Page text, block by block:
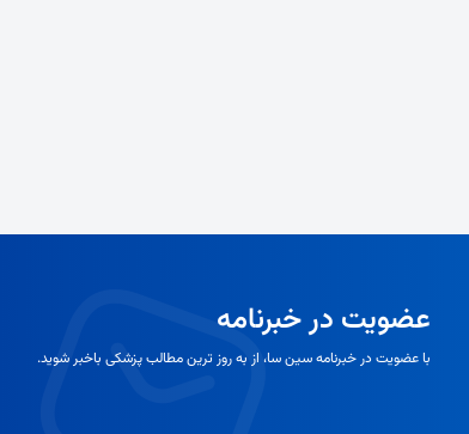
عضویت در خبرنامه
با عضویت در خبرنامه سین سا، از به روز ترین مطالب پزشکی باخبر شوید.